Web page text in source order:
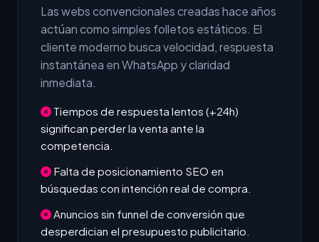
Las webs convencionales creadas hace años
actúan como simples folletos estáticos. El
cliente moderno busca velocidad, respuesta
instantánea en WhatsApp y claridad
inmediata.
Tiempos de respuesta lentos (+24h)
significan perder la venta ante la
competencia.
Falta de posicionamiento SEO en
búsquedas con intención real de compra.
Anuncios sin funnel de conversión que
desperdician el presupuesto publicitario.